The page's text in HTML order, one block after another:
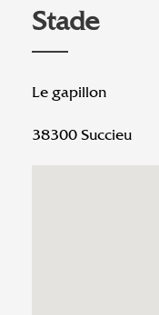
Stade
Le gapillon
38300 Succieu